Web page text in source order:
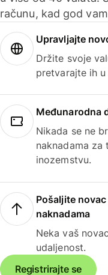
računu, kad god
Upravljajte
Držite svoje
pretvarajte ih u
Međunarodna
Nikada se ne
naknadama za
inozemstvu.
Pošaljite
naknadama
Neka vaš
udaljenost.
Registrirajte se